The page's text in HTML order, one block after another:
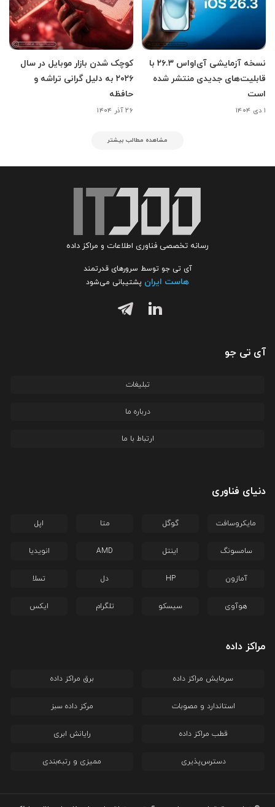
نسخه آزمایشی آی‌اواس ۲۶.۳ با
قابلیت‌های جدیدی منتشر شده
است
۱ دی ۱۴۰۴
کوچک شدن بازار موبایل در سال
۲۰۲۶ به دلیل گرانی تراشه و
حافظه
۲۶ آذر ۱۴۰۴
مشاهده مطالب بیشتر
رسانه تخصصی فناوری اطلاعات و مراکز داده
آی تی جو توسط سرورهای قدرتمند
هاست ایران پشتیبانی می‌شود
آی تی جو
تبلیغات
درباره ما
ارتباط با ما
دنیای فناوری
مایکروسافت گوگل متا اپل
سامسونگ اینتل AMD انویدیا
آمازون HP دل تسلا
هوآوی سیسکو تلگرام ایکس
مراکز داده
سرمایش مراکز داده برق مراکز داده
استاندارد و مصوبات مرکز داده سبز
قطب مراکز داده رایانش ابری
دسترس‌پذیری ممیزی و رتبه‌بندی